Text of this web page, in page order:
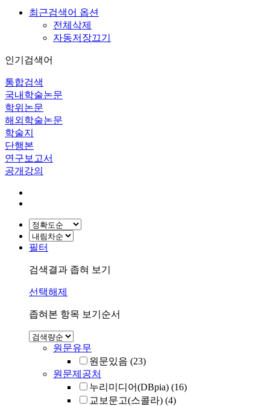
최근검색어 옵션
전체삭제
자동저장끄기
인기검색어
통합검색
국내학술논문
학위논문
해외학술논문
학술지
단행본
연구보고서
공개강의
필터
검색결과 좁혀 보기
선택해제
좁혀본 항목 보기순서
원문유무
원문있음 (23)
원문제공처
누리미디어(DBpia) (16)
교보문고(스콜라) (4)